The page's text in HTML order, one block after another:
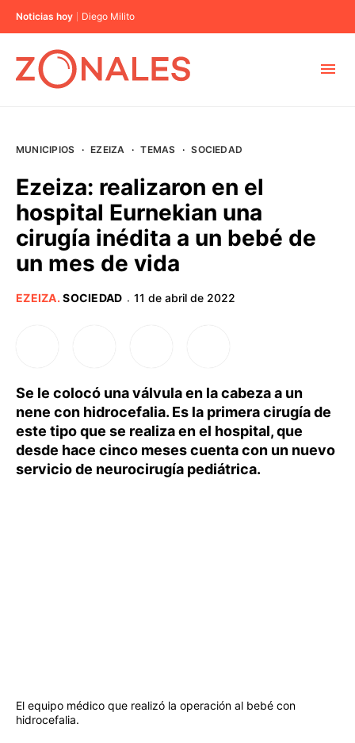
Noticias hoy Diego Milito
BUENOS AIRES
PROVINCIAS
MUNICIPIOS · EZEIZA · TEMAS · SOCIEDAD
Ezeiza: realizaron en el
hospital Eurnekian una
cirugía inédita a un bebé de
un mes de vida
EZEIZA.SOCIEDAD · 11 de abril de 2022
Se le colocó una válvula en la cabeza a un
nene con hidrocefalia. Es la primera cirugía de
este tipo que se realiza en el hospital, que
desde hace cinco meses cuenta con un nuevo
servicio de neurocirugía pediátrica.
El equipo médico que realizó la operación al bebé con
hidrocefalia.